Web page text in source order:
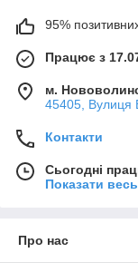
95% позитивних
Працює з
м.
45405, Вулиця
Контакти
Сьогодні
Показати
Про нас